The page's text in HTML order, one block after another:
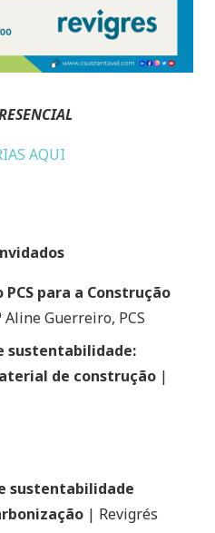
AQUI
para a Construção
Aline Guerreiro, PCS
sustentabilidade:
de construção |
sustentabilidade
| Revigrés